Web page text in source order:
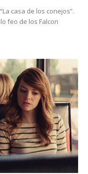
casa de los conejos”.
lo feo de los Falcon